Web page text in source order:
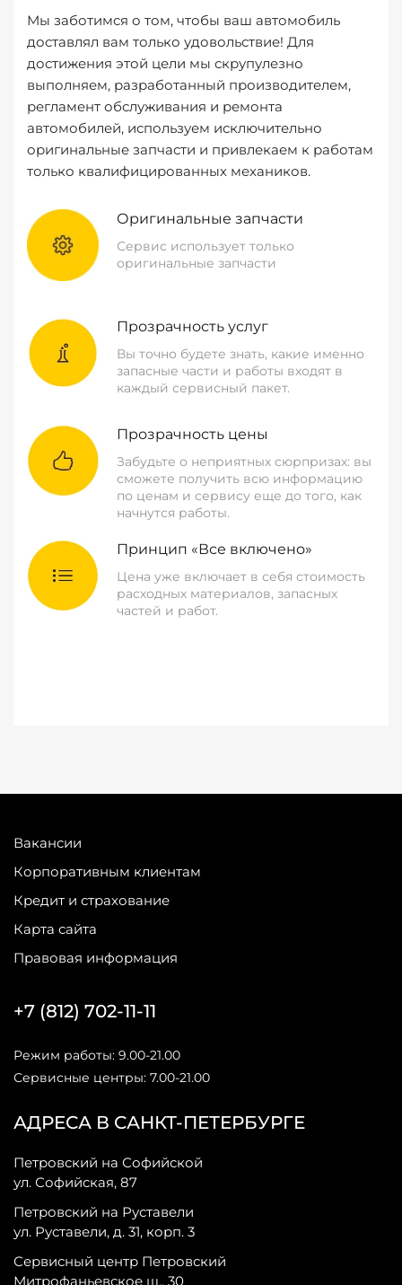
Мы заботимся о том, чтобы ваш автомобиль
доставлял вам только удовольствие! Для
достижения этой цели мы скрупулезно
выполняем, разработанный производителем,
регламент обслуживания и ремонта
автомобилей, используем исключительно
оригинальные запчасти и привлекаем к работам
только квалифицированных механиков.
Оригинальные запчасти
Сервис использует только
оригинальные запчасти
Прозрачность услуг
Вы точно будете знать, какие именно
запасные части и работы входят в
каждый сервисный пакет.
Прозрачность цены
Забудьте о неприятных сюрпризах: вы
сможете получить всю информацию
по ценам и сервису еще до того, как
начнутся работы.
Принцип «Все включено»
Цена уже включает в себя стоимость
расходных материалов, запасных
частей и работ.
Вакансии
Корпоративным клиентам
Кредит и страхование
Карта сайта
Правовая информация
АДРЕСА В САНКТ-ПЕТЕРБУРГЕ
Петровский на Софийской
ул. Софийская, 87
Петровский на Руставели
ул. Руставели, д. 31, корп. 3
Сервисный центр Петровский
Митрофаньевское ш., 30
+7 (812) 702-11-11
Режим работы: 9.00-21.00
Сервисные центры: 7.00-21.00